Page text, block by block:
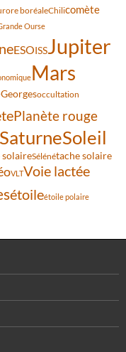
boréaleChilicomète
Ourse
ESOISSJupiter
Mars
occultation
Planète rouge
SaturneSoleil
solaireSélénétache solaire
VLTVoie lactée
étoileétoile polaire